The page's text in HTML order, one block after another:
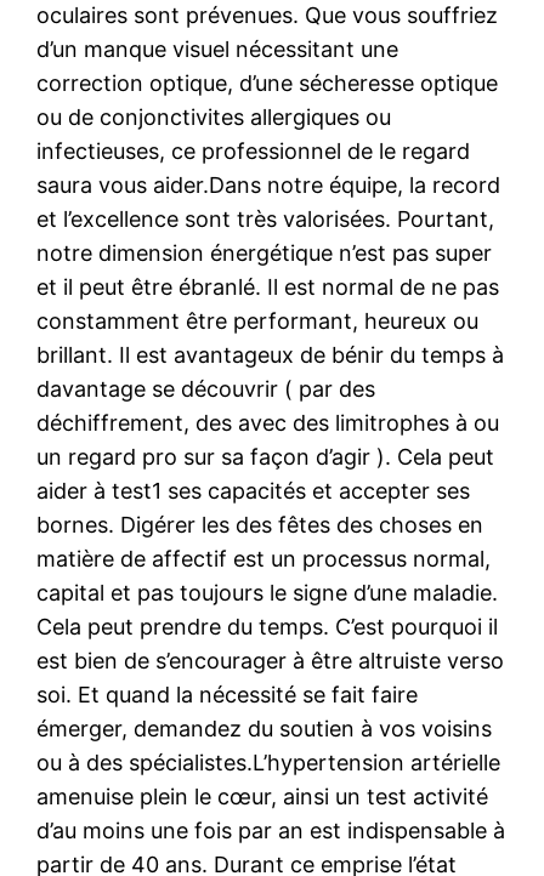
oculaires sont prévenues. Que vous souffriez
d’un manque visuel nécessitant une
correction optique, d’une sécheresse optique
ou de conjonctivites allergiques ou
infectieuses, ce professionnel de le regard
saura vous aider.Dans notre équipe, la record
et l’excellence sont très valorisées. Pourtant,
notre dimension énergétique n’est pas super
et il peut être ébranlé. Il est normal de ne pas
constamment être performant, heureux ou
brillant. Il est avantageux de bénir du temps à
davantage se découvrir ( par des
déchiffrement, des avec des limitrophes à ou
un regard pro sur sa façon d’agir ). Cela peut
aider à test1 ses capacités et accepter ses
bornes. Digérer les des fêtes des choses en
matière de affectif est un processus normal,
capital et pas toujours le signe d’une maladie.
Cela peut prendre du temps. C’est pourquoi il
est bien de s’encourager à être altruiste verso
soi. Et quand la nécessité se fait faire
émerger, demandez du soutien à vos voisins
ou à des spécialistes.L’hypertension artérielle
amenuise plein le cœur, ainsi un test activité
d’au moins une fois par an est indispensable à
partir de 40 ans. Durant ce emprise l’état